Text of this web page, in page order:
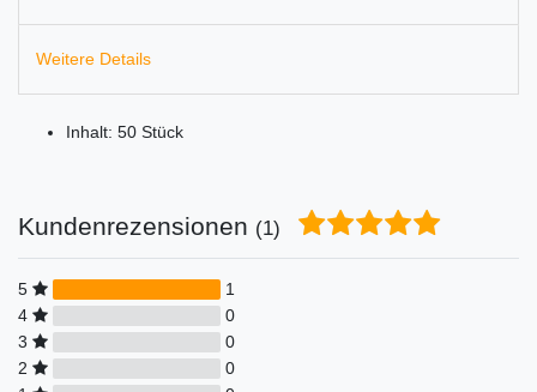
Weitere Details
Inhalt: 50 Stück
Kundenrezensionen (1)
5
1
4
0
3
0
2
0